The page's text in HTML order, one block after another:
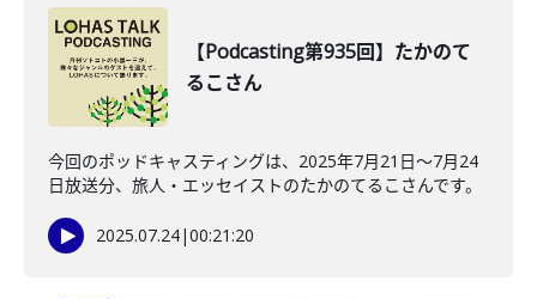
【Podcasting第935回】たかのて
るこさん
今回のポッドキャスティングは、2025年7月21日〜7月24
日放送分、旅人・エッセイストのたかのてるこさんです。
2025.07.24|00:21:20